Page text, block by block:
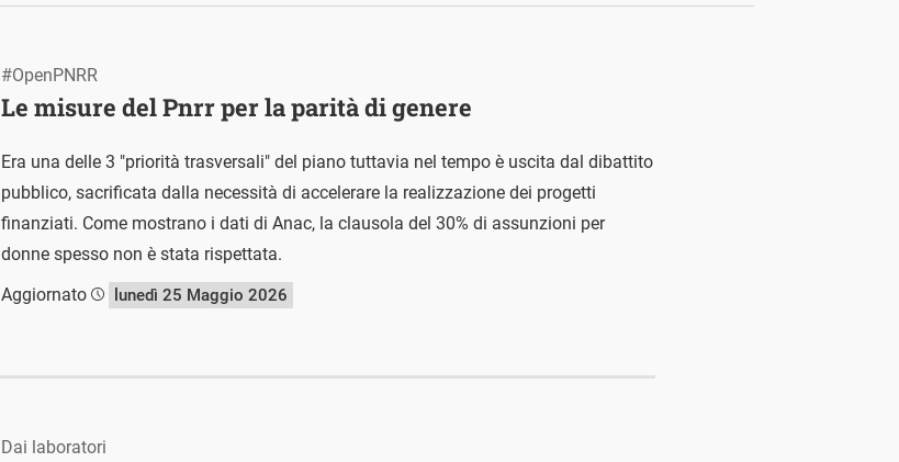
Le misure del Pnrr per la parità di genere
#OpenPNRR
Era una delle 3 "priorità trasversali" del piano tuttavia nel tempo è uscita dal dibattito
pubblico, sacrificata dalla necessità di accelerare la realizzazione dei progetti
finanziati. Come mostrano i dati di Anac, la clausola del 30% di assunzioni per
donne spesso non è stata rispettata.
Aggiornato
lunedì 25 Maggio 2026
Dai laboratori